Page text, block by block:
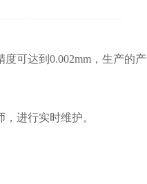
可达到0.002mm，生产的产
进行实时维护。